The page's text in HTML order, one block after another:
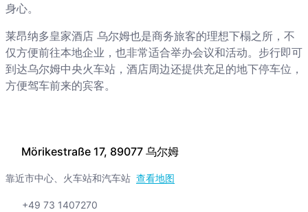
Mörikestraße 17, 89077 乌尔姆
靠近市中心、火车站和汽车站 查看地图
+49 73 1407270
身心。
莱昂纳多皇家酒店 乌尔姆也是商务旅客的理想下榻之所，不
仅方便前往本地企业，也非常适合举办会议和活动。步行即可
到达乌尔姆中央火车站，酒店周边还提供充足的地下停车位，
方便驾车前来的宾客。